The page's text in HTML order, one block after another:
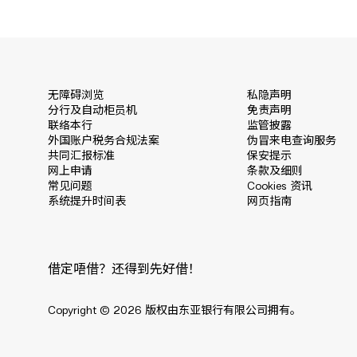
无障碍浏览
分行及自动柜员机
联络本行
外国账户税务合规法案
共同汇报标准
网上申请
常见问题
系统提升时间表
私隐声明
免责声明
监管披露
伪冒来电查询服务
保安提示
条款及细则
Cookies 资讯
网页指南
借定唔借？还得到先好借！
Copyright © 2026 版权由东亚银行有限公司拥有。